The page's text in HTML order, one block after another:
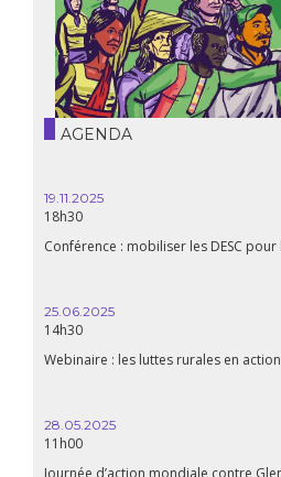
AGENDA
19.11.2025
18h30
Conférence : mobiliser les DESC
25.06.2025
14h30
Webinaire : les luttes rurales en
28.05.2025
11h00
Journée d’action mondiale contre